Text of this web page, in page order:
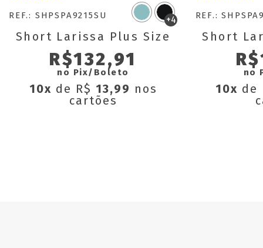
REF.: SHPSPA9215SU +4
Short Larissa Plus Size
R$132,91
no Pix/Boleto
10x de R$ 13,99 nos
cartões
REF.:
Short
no
10x de